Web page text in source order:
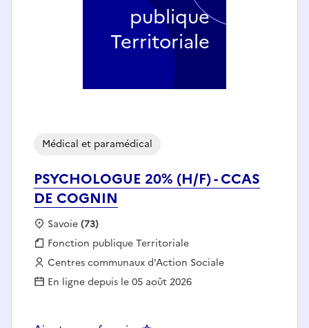
PSYCHOLOGUE 20% (H/F) - CCAS
DE COGNIN
Médical et paramédical
Localisation :
Savoie(73)
Fonction publique :
Fonction publique Territoriale
Employeur :
Centres communaux d'Action Sociale
En ligne depuis le 05 août 2026
publique
Territoriale